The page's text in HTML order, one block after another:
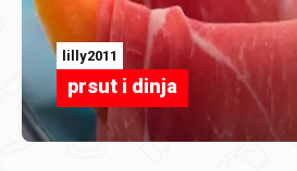
lilly2011
prsut i dinja